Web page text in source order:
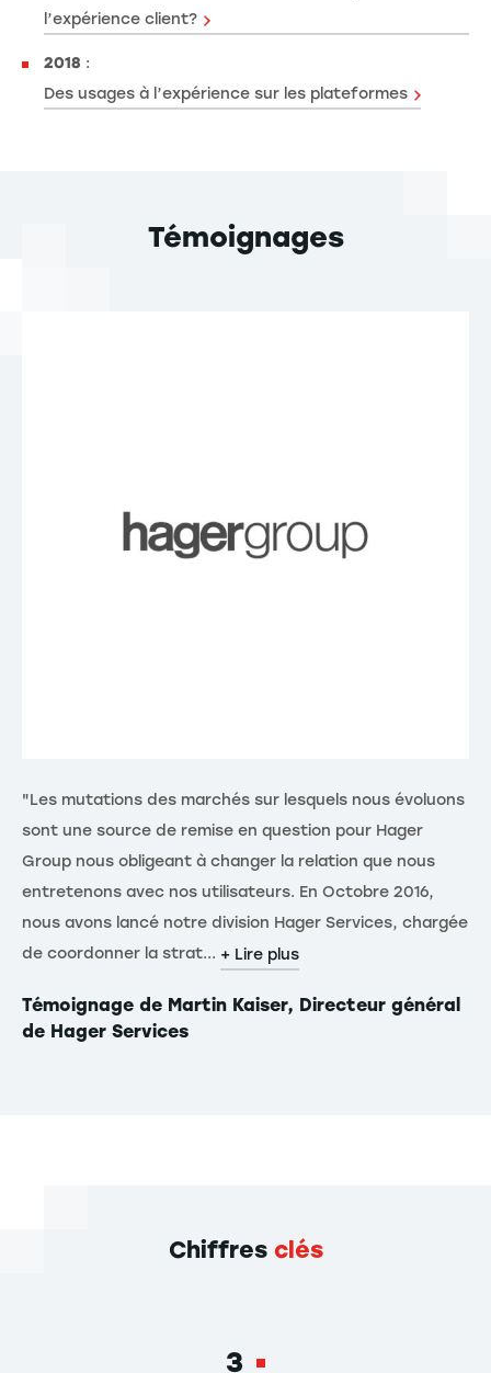
l’expérience client?
2018 :
Des usages à l’expérience sur les plateformes
Témoignages
"Les mutations des marchés sur lesquels nous évoluons
sont une source de remise en question pour Hager
Group nous obligeant à changer la relation que nous
entretenons avec nos utilisateurs. En Octobre 2016,
nous avons lancé notre division Hager Services, chargée
de coordonner la strat... + Lire plus
Témoignage de Martin Kaiser, Directeur général
de Hager Services
Chiffres clés
3